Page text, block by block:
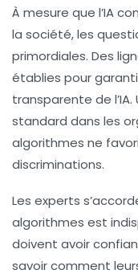
À mesure que l’IA
la société, les
primordiales. Des
établies pour
transparente de
standard dans les
algorithmes ne
discriminations.
Les experts
algorithmes est
doivent avoir
savoir comment